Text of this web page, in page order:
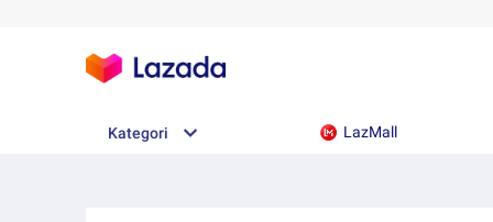
Kategori LazMall